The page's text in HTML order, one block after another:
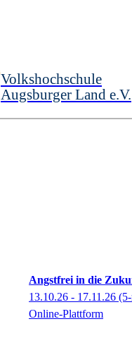
Volkshochschule
Augsburger Land e.V.
Angstfrei in die
13.10.26 - 17.11.26
Online-Plattform